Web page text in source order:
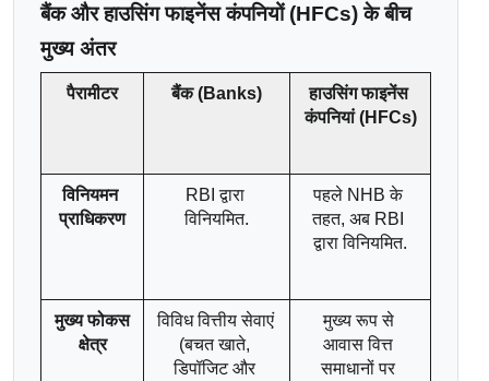
बैंक और हाउसिंग फाइनेंस कंपनियों (HFCs) के बीच
मुख्य अंतर
पैरामीटर बैंक (Banks)
हाउसिंग फाइनेंस
कंपनियां (HFCs)
विनियमन
प्राधिकरण
RBI द्वारा
विनियमित.
पहले NHB के
तहत, अब RBI
द्वारा विनियमित.
मुख्य फोकस
क्षेत्र
विविध वित्तीय सेवाएं
(बचत खाते,
डिपॉजिट और
मुख्य रूप से
आवास वित्त
समाधानों पर